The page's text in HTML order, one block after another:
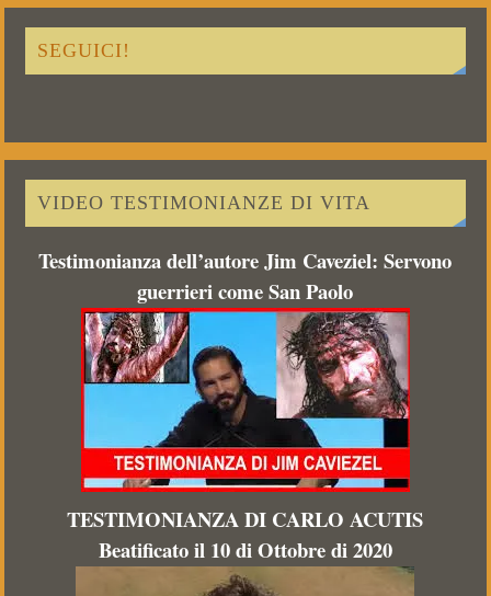
SEGUICI!
VIDEO TESTIMONIANZE DI VITA
Testimonianza dell’autore Jim Caveziel: Servono
guerrieri come San Paolo
TESTIMONIANZA DI CARLO ACUTIS
Beatificato il 10 di Ottobre di 2020